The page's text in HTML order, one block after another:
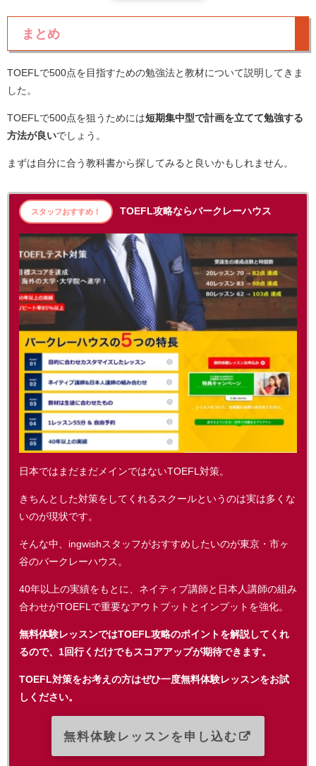
まとめ
TOEFLで500点を目指すための勉強法と教材について説明してきま
した。
TOEFLで500点を狙うためには短期集中型で計画を立てて勉強する
方法が良いでしょう。
まずは自分に合う教科書から探してみると良いかもしれません。
スタッフおすすめ！ TOEFL攻略ならバークレーハウス
日本ではまだまだメインではないTOEFL対策。
きちんとした対策をしてくれるスクールというのは実は多くな
いのが現状です。
そんな中、ingwishスタッフがおすすめしたいのが東京・市ヶ
谷のバークレーハウス。
40年以上の実績をもとに、ネイティブ講師と日本人講師の組み
合わせがTOEFLで重要なアウトプットとインプットを強化。
無料体験レッスンではTOEFL攻略のポイントを解説してくれ
るので、1回行くだけでもスコアアップが期待できます。
TOEFL対策をお考えの方はぜひ一度無料体験レッスンをお試
しください。
無料体験レッスンを申し込む